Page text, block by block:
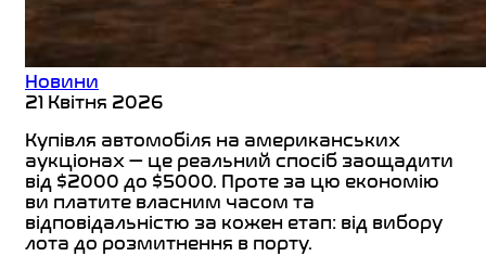
Новини
21 Квітня 2026
Купівля автомобіля на американських
аукціонах — це реальний спосіб заощадити
від $2000 до $5000. Проте за цю економію
ви платите власним часом та
відповідальністю за кожен етап: від вибору
лота до розмитнення в порту.